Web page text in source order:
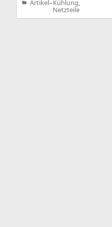
Veröffentlicht
Artikel–Kühlung,
Netzteile